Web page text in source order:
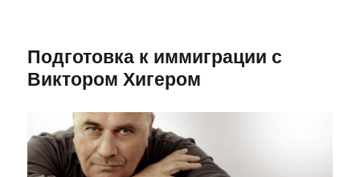
Подготовка к иммиграции с
Виктором Хигером